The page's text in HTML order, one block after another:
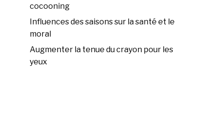
cocooning
Influences des saisons sur la santé et le
moral
Augmenter la tenue du crayon pour les
yeux